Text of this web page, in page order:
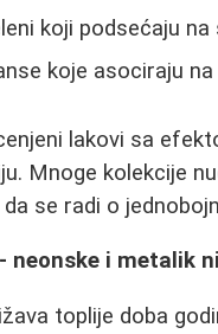
koji podsećaju
koje asociraju
lakovi sa
Mnoge kolekcije
se radi o
neonske i metalik
toplije doba